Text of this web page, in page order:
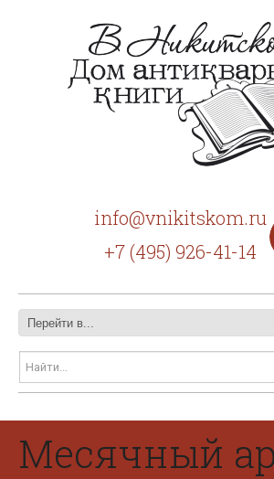
info@vnikitskom.ru
+7 (495) 926-41-14
Месячный